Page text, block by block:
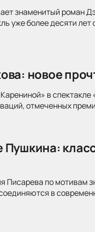
знаменитый роман
уже более десяти
новое
в
отмеченных
Писарева по мотивам
в